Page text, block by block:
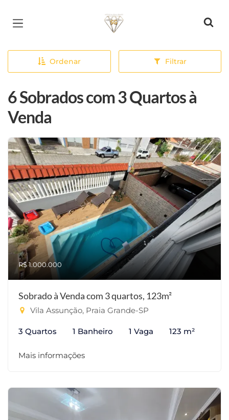
Página inicial
Ordenar Filtrar
6 Sobrados com 3 Quartos à
Venda
R$ 1.000.000
Sobrado à Venda com 3 quartos, 123m²
Vila Assunção, Praia Grande-SP
3 Quartos 1 Banheiro 1 Vaga 123 m²
Mais informações